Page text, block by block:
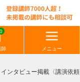
0
師 メニュー
ンタビュー掲載〈講演依頼